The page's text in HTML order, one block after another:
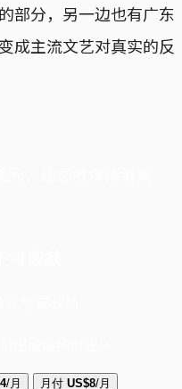
部分，另一边也有广东
成主流文艺对真实的反
/月 月付 US$8/月